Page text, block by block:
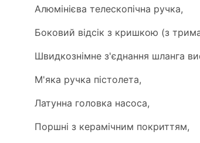
Алюмінієва телескопічна ручка,
Боковий відсік з кришкою (з
Швидкознімне з'єднання шланга
М'яка ручка пістолета,
Латунна головка насоса,
Поршні з керамічним покриттям,